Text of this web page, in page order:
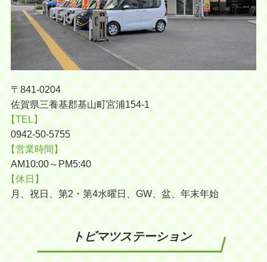
〒841-0204
佐賀県三養基郡基山町宮浦154-1
【TEL】
0942-50-5755
【営業時間】
AM10:00～PM5:40
【休日】
月、祝日、第2・第4水曜日、GW、盆、年末年始
トビマツステーション